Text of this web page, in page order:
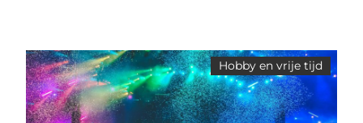
Hobby en vrije tijd